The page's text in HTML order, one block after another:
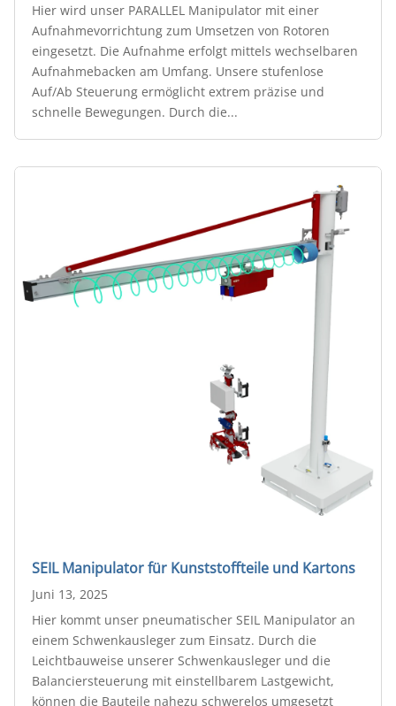
Hier wird unser PARALLEL Manipulator mit einer
Aufnahmevorrichtung zum Umsetzen von Rotoren
eingesetzt. Die Aufnahme erfolgt mittels wechselbaren
Aufnahmebacken am Umfang. Unsere stufenlose
Auf/Ab Steuerung ermöglicht extrem präzise und
schnelle Bewegungen. Durch die...
SEIL Manipulator für Kunststoffteile und Kartons
Juni 13, 2025
Hier kommt unser pneumatischer SEIL Manipulator an
einem Schwenkausleger zum Einsatz. Durch die
Leichtbauweise unserer Schwenkausleger und die
Balanciersteuerung mit einstellbarem Lastgewicht,
können die Bauteile nahezu schwerelos umgesetzt